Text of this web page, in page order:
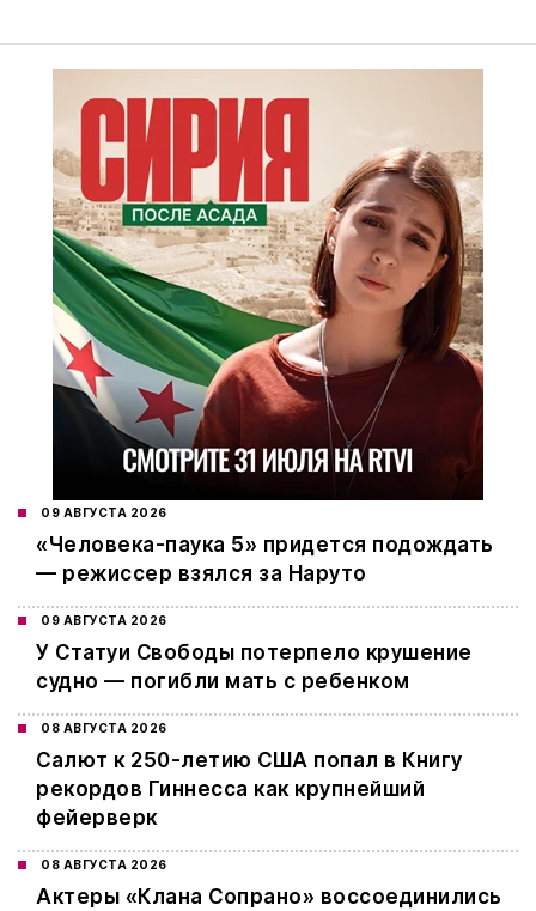
09 АВГУСТА 2026
«Человека-паука 5» придется подождать
— режиссер взялся за Наруто
09 АВГУСТА 2026
У Статуи Свободы потерпело крушение
судно — погибли мать с ребенком
08 АВГУСТА 2026
Салют к 250-летию США попал в Книгу
рекордов Гиннесса как крупнейший
фейерверк
08 АВГУСТА 2026
Актеры «Клана Сопрано» воссоединились